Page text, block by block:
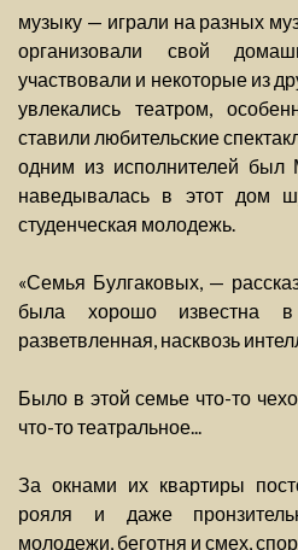
музыку — играли на разных
организовали свой
участвовали и некоторые из
увлекались театром,
ставили любительские
одним из исполнителей был
наведывалась в этот дом
студенческая молодежь.
«Семья Булгаковых, —
была хорошо известна
разветвленная, насквозь
Было в этой семье что-то
что-то театральное...
За окнами их квартиры
рояля и даже
молодежи, беготня и смех,